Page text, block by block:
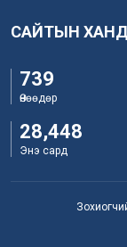
САЙТЫН
739
Өнөөдөр
28,448
Энэ сард